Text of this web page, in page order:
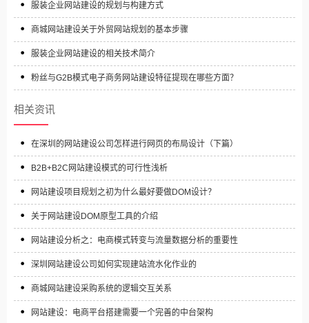
服装企业网站建设的规划与构建方式
商城网站建设关于外贸网站规划的基本步骤
服装企业网站建设的相关技术简介
粉丝与G2B模式电子商务网站建设特征提现在哪些方面？
相关资讯
在深圳的网站建设公司怎样进行网页的布局设计（下篇）
B2B+B2C网站建设模式的可行性浅析
网站建设项目规划之初为什么最好要做DOM设计？
关于网站建设DOM原型工具的介绍
网站建设分析之：电商模式转变与流量数据分析的重要性
深圳网站建设公司如何实现建站流水化作业的
商城网站建设采购系统的逻辑交互关系
网站建设：电商平台搭建需要一个完善的中台架构